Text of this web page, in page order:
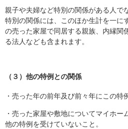
親子や夫婦など特別の関係がある人で
特別の関係には、このほか生計を一に
の売った家屋で同居する親族、内縁関
る法人なども含まれます。
（３）他の特例との関係
・売った年の前年及び前々年にこの特
・売った家屋や敷地についてマイホ
他の特例を受けていないこと。